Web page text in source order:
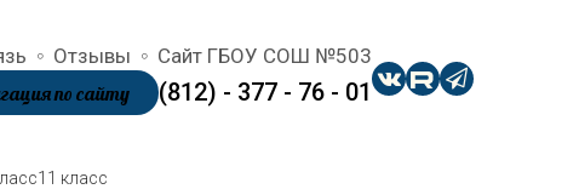
(812) - 377 - 76 - 01
по сайту
Отзывы Сайт ГБОУ СОШ №503
11 класс